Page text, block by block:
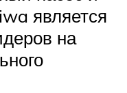
является
на